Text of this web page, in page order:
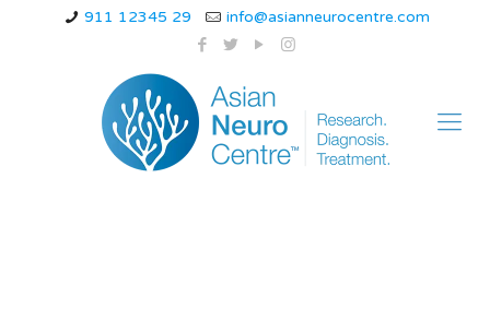
911 12345 29 info@asianneurocentre.com